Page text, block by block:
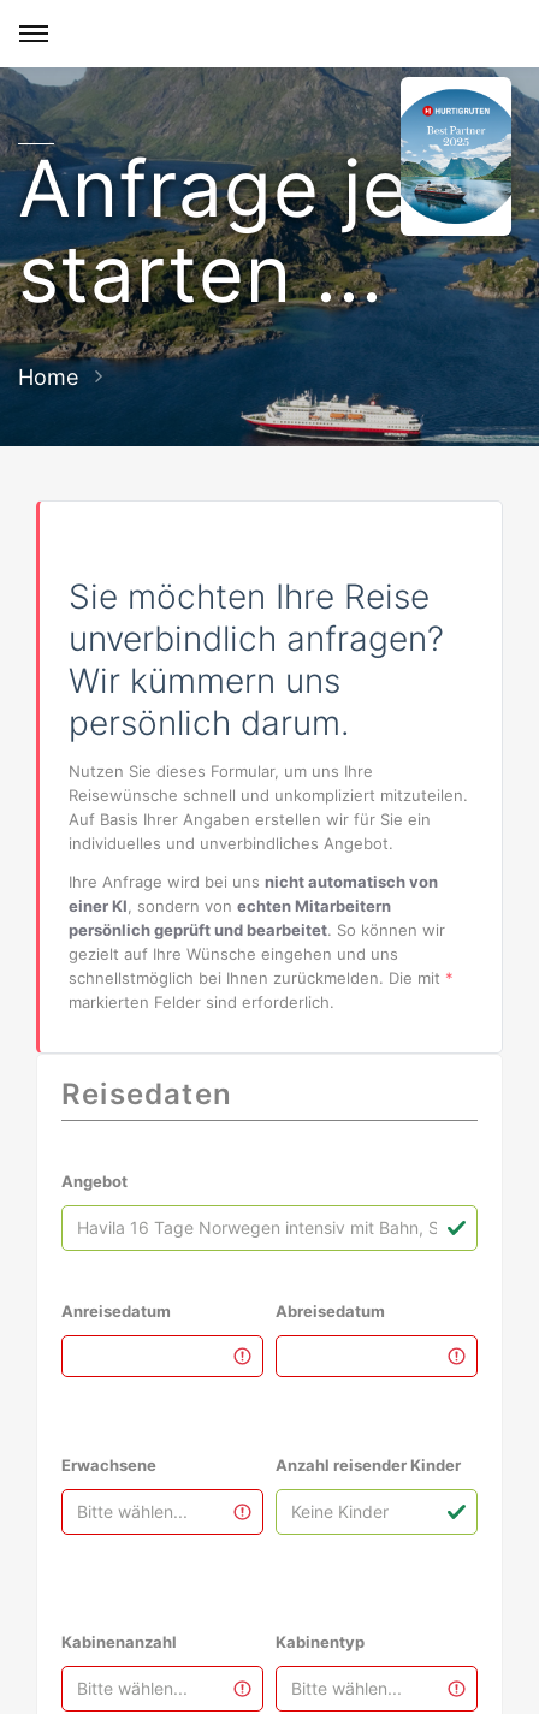
Anfrage jetzt
starten ...
Home
Sie möchten Ihre Reise
unverbindlich anfragen?
Wir kümmern uns
persönlich darum.
Nutzen Sie dieses Formular, um uns Ihre
Reisewünsche schnell und unkompliziert mitzuteilen.
Auf Basis Ihrer Angaben erstellen wir für Sie ein
individuelles und unverbindliches Angebot.
Ihre Anfrage wird bei uns nicht automatisch von
einer KI , sondern von echten Mitarbeitern
persönlich geprüft und bearbeitet. So können wir
gezielt auf Ihre Wünsche eingehen und uns
schnellstmöglich bei Ihnen zurückmelden. Die mit *
markierten Felder sind erforderlich.
Reisedaten
Angebot
Anreisedatum Abreisedatum
Erwachsene Anzahl reisender Kinder
Kabinenanzahl Kabinentyp